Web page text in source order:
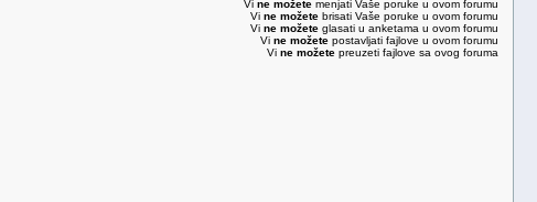
Vi ne možetemenjati Vaše poruke u ovom forumu
Vi ne možetebrisati Vaše poruke u ovom forumu
Vi ne možeteglasati u anketama u ovom forumu
Vi ne možetepostavljati fajlove u ovom forumu
Vi ne možetepreuzeti fajlove sa ovog foruma